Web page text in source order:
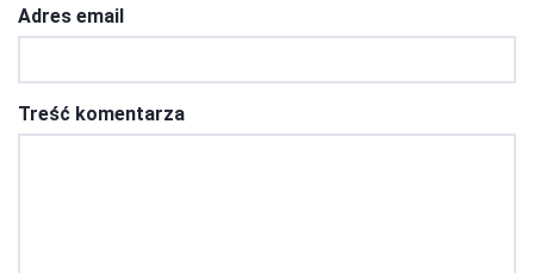
Adres email
Treść komentarza